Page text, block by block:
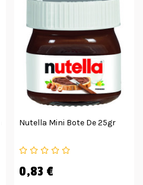
Nutella Mini Bote De 25gr
0,83 €